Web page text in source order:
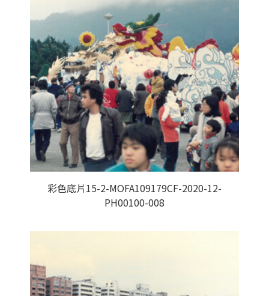
彩色底片15-2-MOFA109179CF-2020-12-
PH00100-008